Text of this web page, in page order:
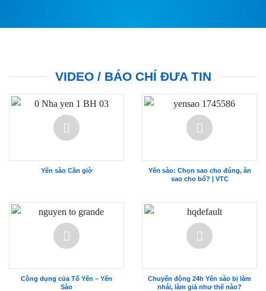
VIDEO / BÁO CHÍ ĐƯA TIN
Yến sào Cần giờ
Yến sào: Chọn sao cho đúng, ăn
sao cho bổ? | VTC
Công dụng của Tổ Yến – Yến
Sào
Chuyển động 24h Yến sào bị làm
nhái, làm giả như thế nào?